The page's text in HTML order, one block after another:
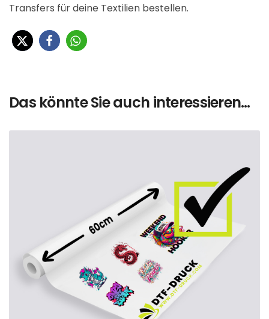
Transfers für deine Textilien bestellen.
Das könnte Sie auch interessieren…